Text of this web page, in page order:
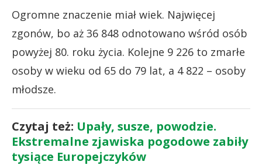
Ogromne znaczenie miał wiek. Najwięcej
zgonów, bo aż 36 848 odnotowano wśród osób
powyżej 80. roku życia. Kolejne 9 226 to zmarłe
osoby w wieku od 65 do 79 lat, a 4 822 – osoby
młodsze.
Czytaj też: Upały, susze, powodzie.
Ekstremalne zjawiska pogodowe zabiły
tysiące Europejczyków